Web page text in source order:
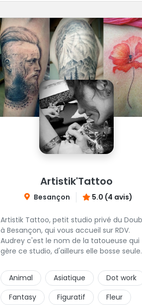
Artistik'Tattoo
Besançon 5.0 (4 avis)
Artistik Tattoo, petit studio privé du
à Besançon, qui vous accueil sur RDV.
Audrey c'est le nom de la tatoueuse qui
gère ce studio, d'ailleurs elle bosse seule.
prend beaucoup de temps pour vos
projets, petits ou grands. Son truc, c'est
que tant que ça ne "match" pas, tu ne
seras pas satisfait, du coup elle écoute
Animal Asiatique
Dot work
Fantasy
Figuratif
Fleur